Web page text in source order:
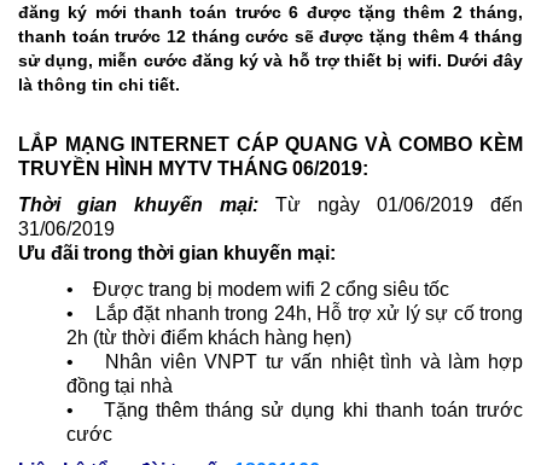
đăng ký mới thanh toán trước 6 được tặng thêm 2 tháng,
thanh toán trước 12 tháng cước sẽ được tặng thêm 4 tháng
sử dụng, miễn cước đăng ký và hỗ trợ thiết bị wifi. Dưới đây
là thông tin chi tiết.
LẮP MẠNG INTERNET CÁP QUANG VÀ COMBO KÈM
TRUYỀN HÌNH MYTV THÁNG 06/2019:
Thời gian khuyến mại: Từ ngày 01/06/2019 đến
31/06/2019
Ưu đãi trong thời gian khuyến mại:
• Được trang bị modem wifi 2 cổng siêu tốc
• Lắp đặt nhanh trong 24h, Hỗ trợ xử lý sự cố trong
2h (từ thời điểm khách hàng hẹn)
• Nhân viên VNPT tư vấn nhiệt tình và làm hợp
đồng tại nhà
• Tặng thêm tháng sử dụng khi thanh toán trước
cước